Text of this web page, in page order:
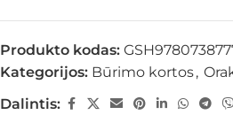
Produkto kodas:
Kategorijos: Būrimo kortos,
Dalintis: